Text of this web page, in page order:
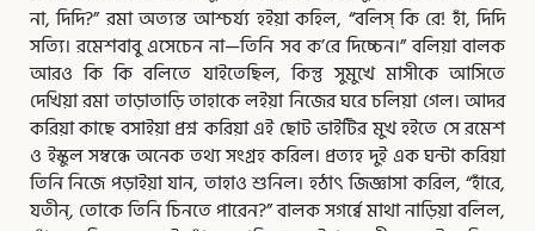
না, দিদি?” রমা অত্যন্ত আশ্চর্য্য হইয়া কহিল, “বলিস্‌ কি রে! হাঁ, দিদি
সত্যি। রমেশবাবু এসেচেন না—তিনি সব ক’রে দিচ্চেন।” বলিয়া বালক
আরও কি কি বলিতে যাইতেছিল, কিন্তু সুমুখে মাসীকে আসিতে
দেখিয়া রমা তাড়াতাড়ি তাহাকে লইয়া নিজের ঘরে চলিয়া গেল। আদর
করিয়া কাছে বসাইয়া প্রশ্ন করিয়া এই ছোট ভাইটির মুখ হইতে সে রমেশ
ও ইস্কুল সম্বন্ধে অনেক তথ্য সংগ্রহ করিল। প্রত্যহ দুই এক ঘন্টা করিয়া
তিনি নিজে পড়াইয়া যান, তাহাও শুনিল। হঠাৎ জিজ্ঞাসা করিল, “হাঁরে,
যতীন্‌, তোকে তিনি চিনতে পারেন?” বালক সগর্ব্বে মাথা নাড়িয়া বলিল,